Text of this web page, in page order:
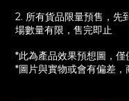
2. 所有貨品限量預售，先
場數量有限，售完即止
*此為產品效果預想圖，僅
*圖片與實物或會有偏差